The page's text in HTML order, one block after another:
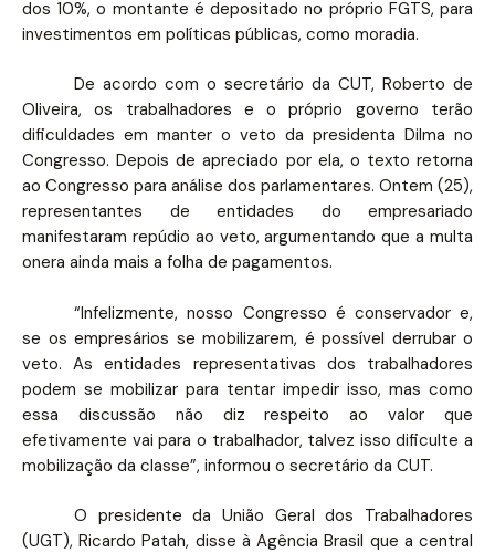
dos 10%, o montante é depositado no próprio FGTS, para
investimentos em políticas públicas, como moradia.
De acordo com o secretário da CUT, Roberto de
Oliveira, os trabalhadores e o próprio governo terão
dificuldades em manter o veto da presidenta Dilma no
Congresso. Depois de apreciado por ela, o texto retorna
ao Congresso para análise dos parlamentares. Ontem (25),
representantes de entidades do empresariado
manifestaram repúdio ao veto, argumentando que a multa
onera ainda mais a folha de pagamentos.
“Infelizmente, nosso Congresso é conservador e,
se os empresários se mobilizarem, é possível derrubar o
veto. As entidades representativas dos trabalhadores
podem se mobilizar para tentar impedir isso, mas como
essa discussão não diz respeito ao valor que
efetivamente vai para o trabalhador, talvez isso dificulte a
mobilização da classe”, informou o secretário da CUT.
O presidente da União Geral dos Trabalhadores
(UGT), Ricardo Patah, disse à Agência Brasil que a central